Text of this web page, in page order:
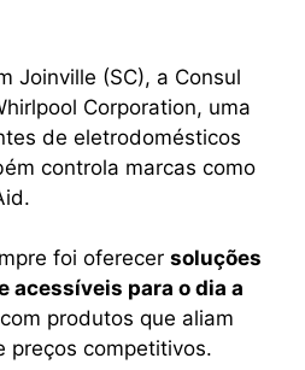
Joinville (SC), a Consul
Corporation, uma
de eletrodomésticos
controla marcas como
foi oferecer soluções
acessíveis para o dia a
produtos que aliam
preços competitivos.